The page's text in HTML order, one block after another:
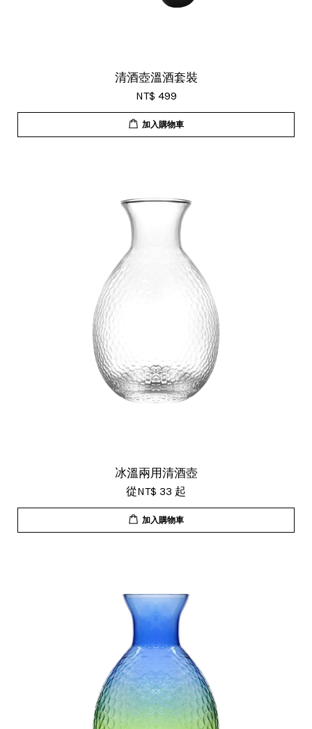
清酒壺溫酒套裝
NT$ 499
加入購物車
冰溫兩用清酒壺
從NT$ 33 起
加入購物車